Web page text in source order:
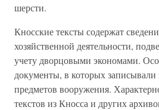
шерсти.
Кносские тексты содержат
хозяйственной деятельности,
учету дворцовыми экономами.
документы, в которых
предметов вооружения.
текстов из Кносса и других